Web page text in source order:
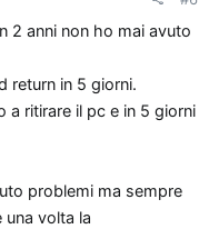
2 anni non ho mai avuto
return in 5 giorni.
a ritirare il pc e in 5 giorni
problemi ma sempre
una volta la